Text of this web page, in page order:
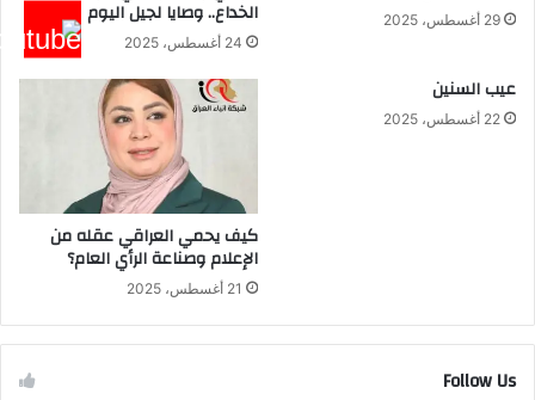
مقر29 أغسطس، 2025 الخداع.. وصايا لجيل اليوم
24 أغسطس، 2025
عيب السنين
22 أغسطس، 2025
كيف يحمي العراقي عقله من
الإعلام وصناعة الرأي العام؟
21 أغسطس، 2025
Follow Us